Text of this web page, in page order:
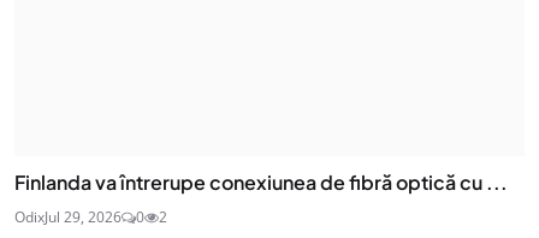
Finlanda va întrerupe conexiunea de fibră optică cu ...
OdixJul 29, 2026 0 2